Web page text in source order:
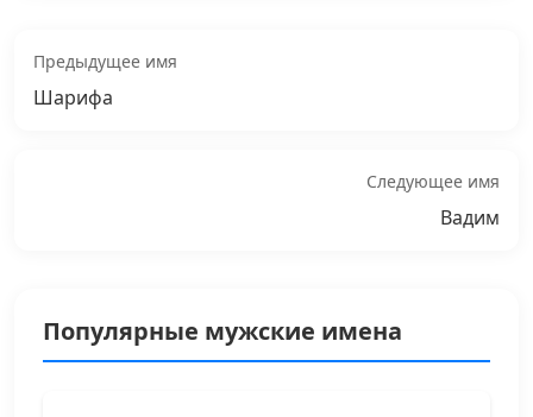
Предыдущее имя
Шарифа
Следующее имя
Вадим
Популярные мужские имена